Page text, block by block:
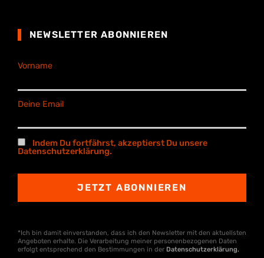
NEWSLETTER ABONNIEREN
Vorname
Deine Email
Indem Du fortfährst, akzeptierst Du unsere
Datenschutzerklärung.
*Ich bin damit einverstanden, dass ich den Newsletter mit den aktuellsten
Angeboten erhalte. Die Verarbeitung meiner personenbezogenen Daten
erfolgt entsprechend den Bestimmungen in der Datenschutzerklärung.